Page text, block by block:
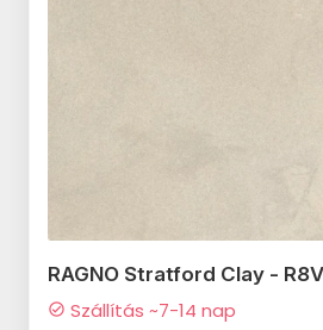
MARAZZI Neutral termékcsalád
MARAZZI Pottery Champagne
termékcsalád
MARAZZI Mellow termékcsalád
RAGNO Stratford Clay -
check_circle Szállítás ~7-14 nap